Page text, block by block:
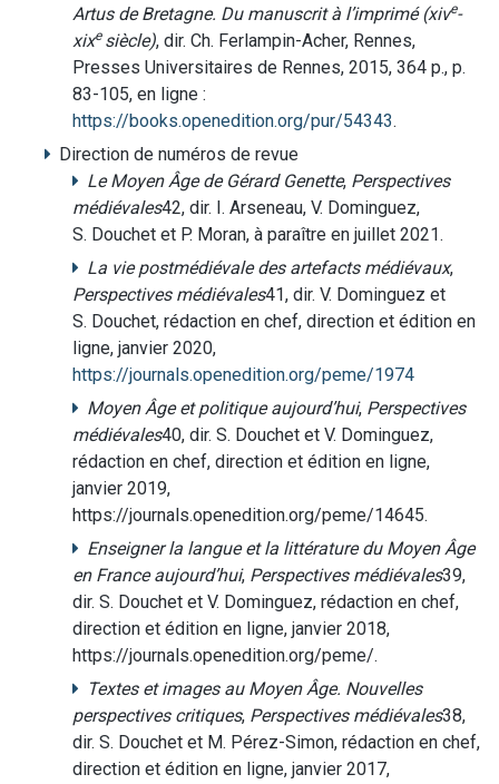
Artus de Bretagne. Du manuscrit à l’imprimé (xive-
xixe siècle), dir. Ch. Ferlampin-Acher, Rennes,
Presses Universitaires de Rennes, 2015, 364 p., p.
83-105, en ligne :
https://books.openedition.org/pur/54343.
Direction de numéros de revue
Le Moyen Âge de Gérard Genette, Perspectives
médiévales42, dir. I. Arseneau, V. Dominguez,
S. Douchet et P. Moran, à paraître en juillet 2021.
La vie postmédiévale des artefacts médiévaux,
Perspectives médiévales41, dir. V. Dominguez et
S. Douchet, rédaction en chef, direction et édition en
ligne, janvier 2020,
https://journals.openedition.org/peme/1974
Moyen Âge et politique aujourd’hui, Perspectives
médiévales40, dir. S. Douchet et V. Dominguez,
rédaction en chef, direction et édition en ligne,
janvier 2019,
https://journals.openedition.org/peme/14645.
Enseigner la langue et la littérature du Moyen Âge
en France aujourd’hui, Perspectives médiévales39,
dir. S. Douchet et V. Dominguez, rédaction en chef,
direction et édition en ligne, janvier 2018,
https://journals.openedition.org/peme/.
Textes et images au Moyen Âge. Nouvelles
perspectives critiques, Perspectives médiévales38,
dir. S. Douchet et M. Pérez-Simon, rédaction en chef,
direction et édition en ligne, janvier 2017,